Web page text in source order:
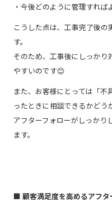
・今後どのように管理すれば
こうした点は、工事完了後の
す。
そのため、工事後にしっかり
やすいのです😊
また、お客様にとっては「不
ったときに相談できるかどう
アフターフォローがしっかり
ます。
■ 顧客満足度を高めるアフタ